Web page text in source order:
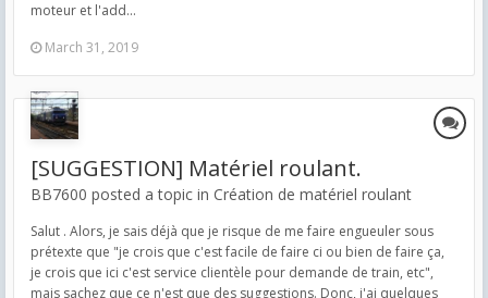
moteur et l'add...
March 31, 2019
[SUGGESTION] Matériel roulant.
BB7600 posted a topic in Création de matériel roulant
Salut . Alors, je sais déjà que je risque de me faire engueuler sous
prétexte que "je crois que c'est facile de faire ci ou bien de faire ça,
je crois que ici c'est service clientèle pour demande de train, etc",
mais sachez que ce n'est que des suggestions. Donc, j'ai quelques